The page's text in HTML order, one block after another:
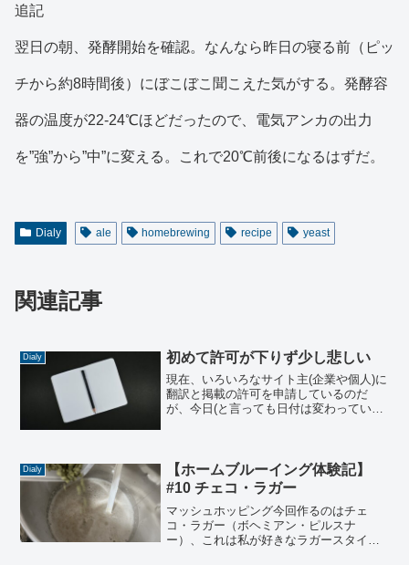
追記
翌日の朝、発酵開始を確認。なんなら昨日の寝る前（ピッ
チから約8時間後）にぼこぼこ聞こえた気がする。発酵容
器の温度が22-24℃ほどだったので、電気アンカの出力
を”強”から”中”に変える。これで20℃前後になるはずだ。
Dialy ale homebrewing recipe yeast
関連記事
Dialy 初めて許可が下りず少し悲しい
現在、いろいろなサイト主(企業や個人)に
翻訳と掲載の許可を申請しているのだ
が、今日(と言っても日付は変わっていし
クニックに関する投...
Dialy
【ホームブルーイング体験記】
#10 チェコ・ラガー
マッシュホッピング今回作るのはチェ
コ・ラガー（ボヘミアン・ピルスナ
ー）、これは私が好きなラガースタイル